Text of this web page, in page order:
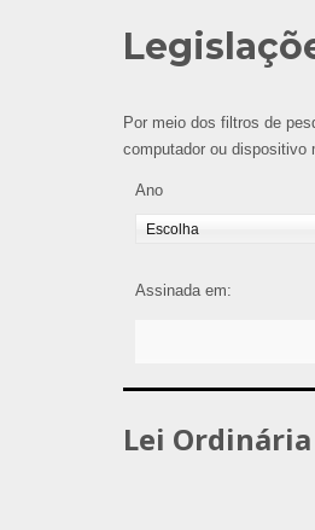
Por meio dos filtros de
computador ou dispositivo
Ano
Assinada em:
Lei Ordinária